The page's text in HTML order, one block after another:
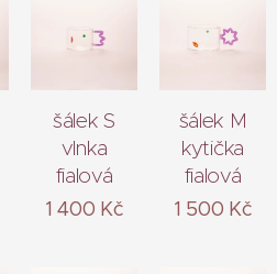
šálek S
vlnka
fialová
1 400 Kč
šálek M
kytička
fialová
1 500 Kč